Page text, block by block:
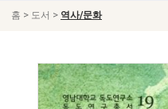
홈 > 도서 > 역사/문화